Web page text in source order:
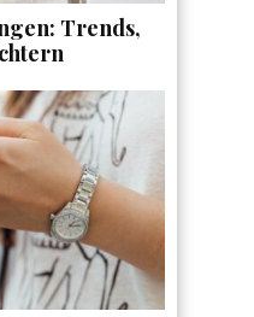
Trends,